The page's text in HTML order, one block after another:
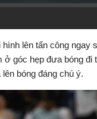
lên tấn công
góc hẹp đưa bóng đi
bóng đáng chú ý.